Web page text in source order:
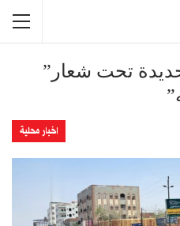
تحت شعار”
اخبار محلية